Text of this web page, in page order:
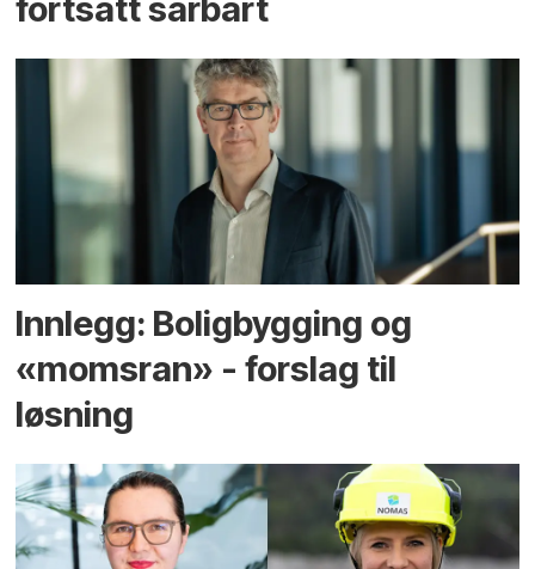
fortsatt sårbart
Innlegg: Boligbygging og
«momsran» - forslag til
løsning